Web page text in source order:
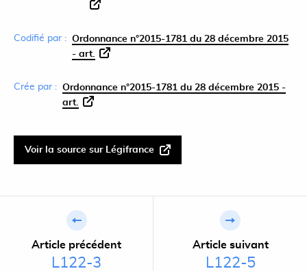
Codifié par : Ordonnance n°2015-1781 du 28 décembre 2015
- art.
Crée par : Ordonnance n°2015-1781 du 28 décembre 2015 -
art.
Voir la source sur Légifrance
Article précédent
L122-3
Article suivant
L122-5